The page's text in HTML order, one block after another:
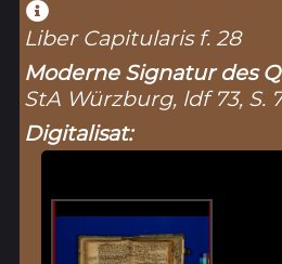
Liber Capitularis f. 28
Moderne Signatur des
StA Würzburg, ldf 73, S.
Digitalisat: